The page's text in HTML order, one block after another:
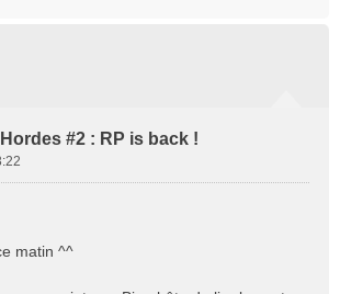
#2 : RP is back !
matin ^^